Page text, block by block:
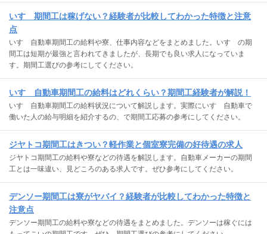
いすゞ期間工は稼げない？経験者が比較してわかった特徴と注意
点
いすゞ自動車期間工の給料や寮、仕事内容などをまとめました。いすゞの期
間工は短期が最強と言われてきましたが、長期でも良い求人になっていま
す。期間工選びの参考にしてください。
いすゞ自動車期間工の給料はどれくらい？期間工経験者が解説！
いすゞ自動車期間工の給料状況について解説します。実際にいすゞ自動車で
働いた人の給与明細を紹介するの、で期間工応募の参考にしてください。
ジヤトコ期間工はきつい？軽作業と個室寮完備の好待遇の求人
ジヤトコ期間工の給料や寮などの待遇を解説します。自動車メーカーの期間
工とは一味違い、見どころのある求人です。ぜひ参考にしてください。
デンソー期間工は寮がヤバイ？経験者が比較してわかった特徴と
注意点
デンソー期間工の給料や寮などの待遇をまとめました。デンソーは稼ぐには